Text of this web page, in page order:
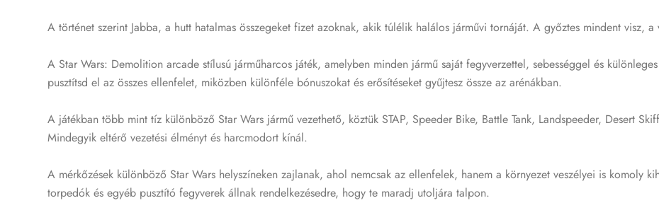
A történet szerint Jabba, a hutt hatalmas összegeket fizet azoknak, akik túlélik halálos járművi tornáját. A győztes mindent visz,
A Star Wars: Demolition arcade stílusú járműharcos játék, amelyben minden jármű saját fegyverzettel, sebességgel és
pusztítsd el az összes ellenfelet, miközben különféle bónuszokat és erősítéseket gyűjtesz össze az arénákban.
A játékban több mint tíz különböző Star Wars jármű vezethető, köztük STAP, Speeder Bike, Battle Tank, Landspeeder, Desert
Mindegyik eltérő vezetési élményt és harcmodort kínál.
A mérkőzések különböző Star Wars helyszíneken zajlanak, ahol nemcsak az ellenfelek, hanem a környezet veszélyei is komoly
torpedók és egyéb pusztító fegyverek állnak rendelkezésedre, hogy te maradj utoljára talpon.